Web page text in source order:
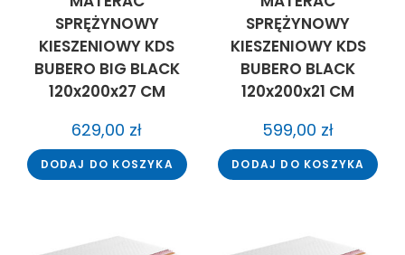
SPRĘŻYNOWY
KIESZENIOWY KDS
BUBERO BIG BLACK
120x200x27 CM
629,00 zł
DODAJ DO KOSZYKA
SPRĘŻYNOWY
KIESZENIOWY KDS
BUBERO BLACK
120x200x21 CM
599,00 zł
DODAJ DO KOSZYKA